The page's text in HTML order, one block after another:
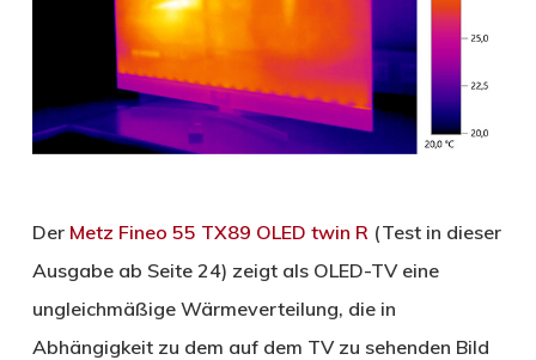
Der Metz Fineo 55 TX89 OLED twin R (Test in dieser
Ausgabe ab Seite 24) zeigt als OLED-TV eine
ungleichmäßige Wärmeverteilung, die in
Abhängigkeit zu dem auf dem TV zu sehenden Bild